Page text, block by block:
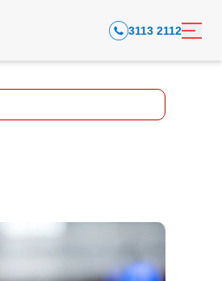
3113 2112